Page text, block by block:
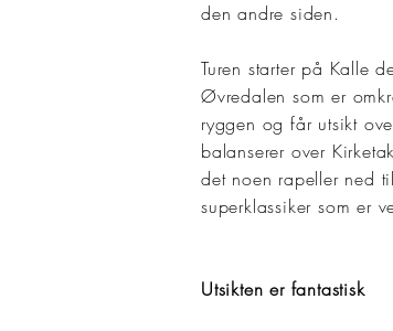
den andre siden.
Turen starter på Kalle
Øvredalen som er
ryggen og får utsikt
balanserer over
det noen rapeller ned
superklassiker som er
Utsikten er fantastisk